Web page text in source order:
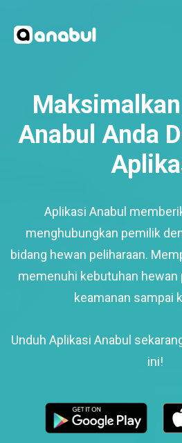
Anabul Anda
Aplikasi Anabul
menghubungkan pemilik
bidang hewan peliharaan.
memenuhi kebutuhan hewan
keamanan sampai
Unduh Aplikasi Anabul
ini!